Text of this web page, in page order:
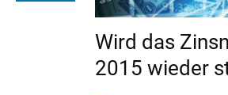
Wird das
2015 wieder